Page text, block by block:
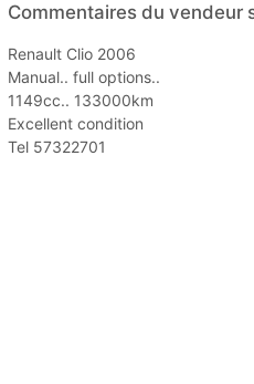
Commentaires du vendeur
Renault Clio 2006
Manual.. full options..
1149cc.. 133000km
Excellent condition
Tel 57322701